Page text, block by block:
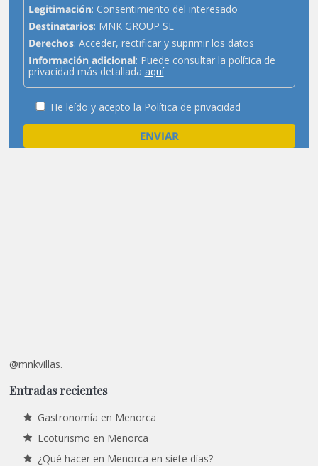
Legitimación: Consentimiento del interesado
Destinatarios: MNK GROUP SL
Derechos: Acceder, rectificar y suprimir los datos
Información adicional: Puede consultar la política de
privacidad más detallada aquí
He leído y acepto la Política de privacidad
@mnkvillas.
Entradas recientes
Gastronomía en Menorca
Ecoturismo en Menorca
¿Qué hacer en Menorca en siete días?